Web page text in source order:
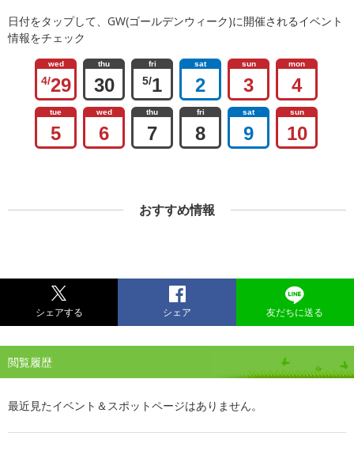
日付をタップして、GW(ゴールデンウィーク)に開催されるイベント
情報をチェック
wed
4/29
thu
30
fri
5/1
sat
2
sun
3
mon
4
tue
5
wed
6
thu
7
fri
8
sat
9
sun
10
おすすめ情報
シェアする シェア 友だちに送る
閲覧履歴
最近見たイベント＆スポットページはありません。